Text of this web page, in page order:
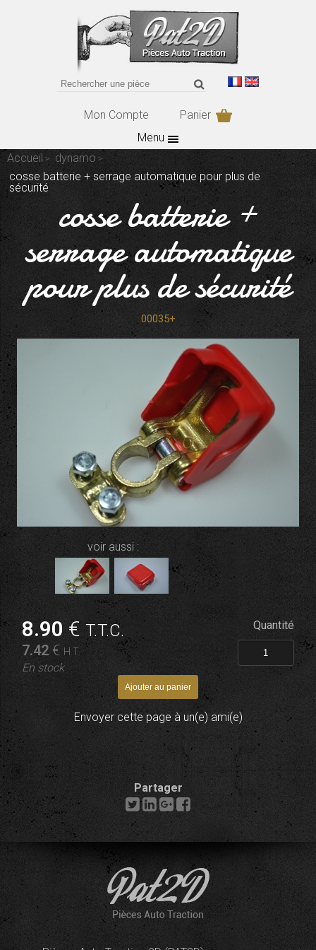
Mon Compte
Panier
Menu
Accueil
dynamo
cosse batterie + serrage automatique pour plus de
sécurité
cosse batterie +
serrage automatique
pour plus de sécurité
00035+
voir aussi :
8.90€T.T.C.
7.42 € H.T.
En stock
Quantité
Envoyer cette page à un(e) ami(e)
Partager